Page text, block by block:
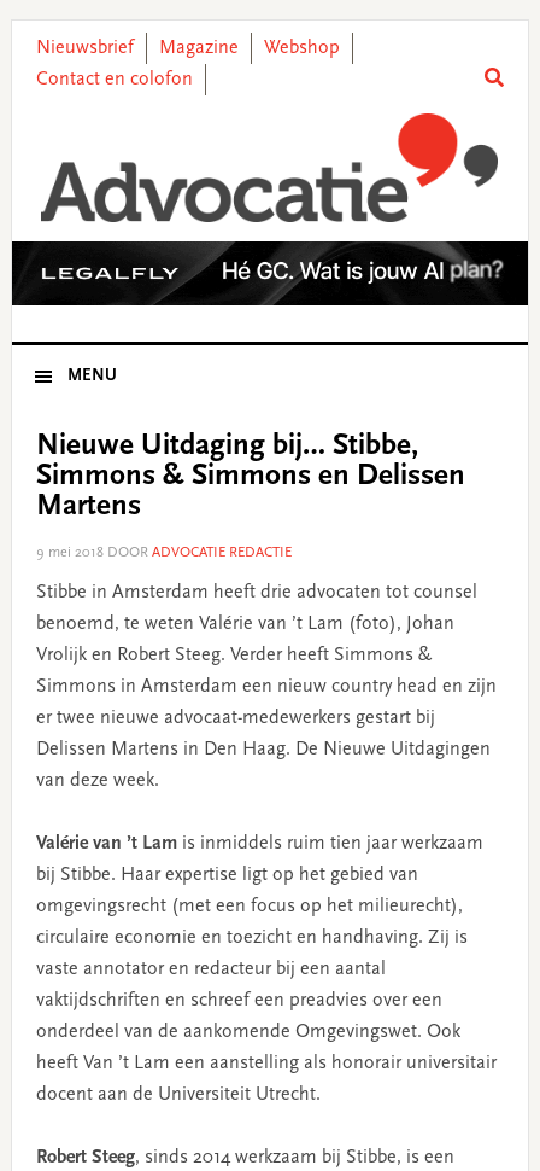
primary
main
primary
footer
Nieuwsbrief Magazine
Webshop
Contact en colofon
MENU
Nieuwe Uitdaging bij… Stibbe,
Simmons & Simmons en Delissen
Martens
9 mei 2018DOOR ADVOCATIE REDACTIE
Stibbe in Amsterdam heeft drie advocaten tot counsel
benoemd, te weten Valérie van ’t Lam (foto), Johan
Vrolijk en Robert Steeg. Verder heeft Simmons &
Simmons in Amsterdam een nieuw country head en zijn
er twee nieuwe advocaat-medewerkers gestart bij
Delissen Martens in Den Haag. De Nieuwe Uitdagingen
van deze week.
Valérie van ’t Lamis inmiddels ruim tien jaar werkzaam
bij Stibbe. Haar expertise ligt op het gebied van
omgevingsrecht (met een focus op het milieurecht),
circulaire economie en toezicht en handhaving. Zij is
vaste annotator en redacteur bij een aantal
vaktijdschriften en schreef een preadvies over een
onderdeel van de aankomende Omgevingswet. Ook
heeft Van ’t Lam een aanstelling als honorair universitair
docent aan de Universiteit Utrecht.
Robert Steeg, sinds 2014 werkzaam bij Stibbe, is een